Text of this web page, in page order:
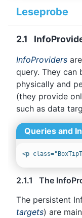
Leseprobe
2.1
InfoProviders
query. They can
physically and
(they provide
such as data
Queries and
2.1.1 The
The persistent
targets) are